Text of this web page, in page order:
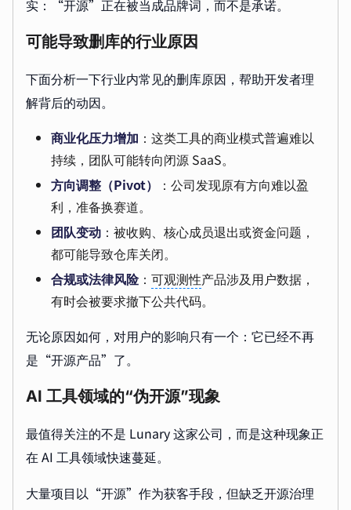
实：“开源”正在被当成品牌词，而不是承诺。
可能导致删库的行业原因
下面分析一下行业内常见的删库原因，帮助开发者理
解背后的动因。
商业化压力增加 ：这类工具的商业模式普遍难以
持续，团队可能转向闭源 SaaS。
方向调整（Pivot）
：公司发现原有方向难以盈
利，准备换赛道。
团队变动 ：被收购、核心成员退出或资金问题，
都可能导致仓库关闭。
合规或法律风险： 可观测性产品涉及用户数据，
有时会被要求撤下公共代码。
无论原因如何，对用户的影响只有一个：它已经不再
是“开源产品”了。
AI 工具领域的“伪开源”现象
最值得关注的不是 Lunary 这家公司，而是这种现象正
在 AI 工具领域快速蔓延。
大量项目以“开源”作为获客手段，但缺乏开源治理